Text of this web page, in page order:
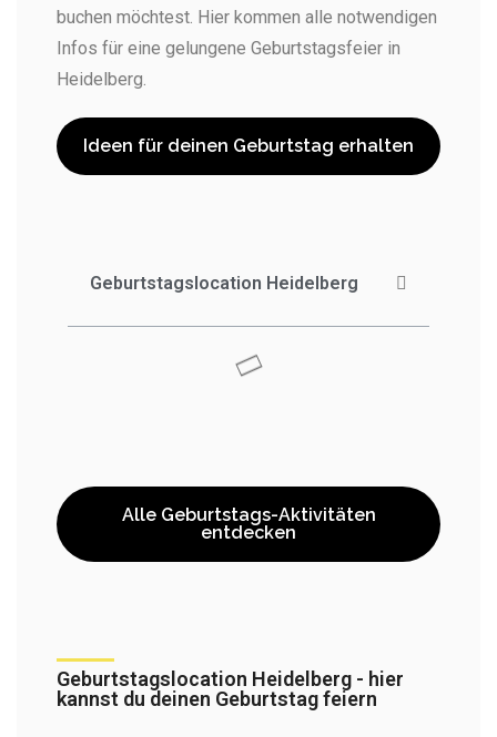
buchen möchtest. Hier kommen alle notwendigen
Infos für eine gelungene Geburtstagsfeier in
Heidelberg.
Ideen für deinen Geburtstag erhalten
Geburtstagslocation Heidelberg
Alle Geburtstags-Aktivitäten
entdecken
Geburtstagslocation Heidelberg - hier
kannst du deinen Geburtstag feiern